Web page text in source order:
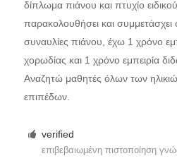
δίπλωμα πιάνου και πτυχίο
παρακολουθήσει και συμμετάσχει
συναυλίες πιάνου, έχω 1 χρόνο
χορωδίας και 1 χρόνο εμπειρία
Αναζητώ μαθητές όλων των
επιπέδων.
verified
επιβεβαιωμένη πιστοποίηση